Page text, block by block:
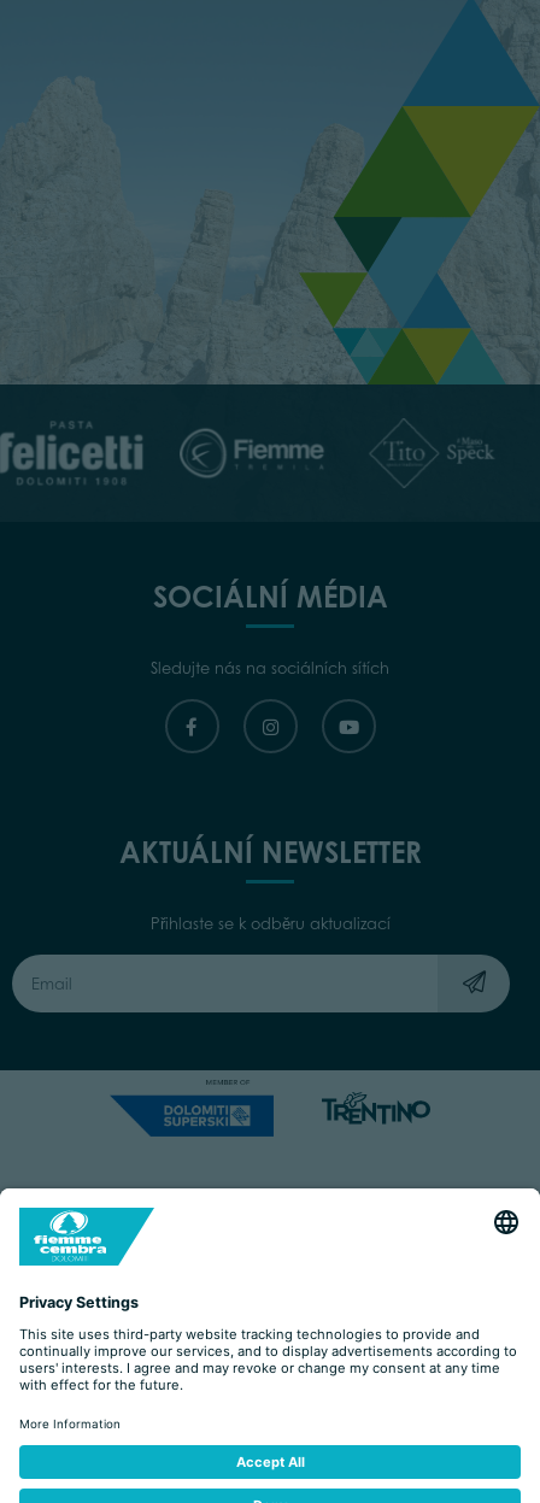
SOCIÁLNÍ MÉDIA
Sledujte nás na sociálních sítích
AKTUÁLNÍ NEWSLETTER
Přihlaste se k odběru aktualizací
Capitale Sociale: Euro 220.000,00 | VAT: 01901280220
COOKIES IMPRINT